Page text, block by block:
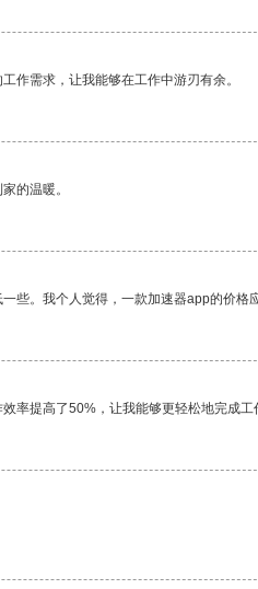
作需求，让我能够在工作中游刃有余。
的温暖。
些。我个人觉得，一款加速器app的价格
率提高了50%，让我能够更轻松地完成工